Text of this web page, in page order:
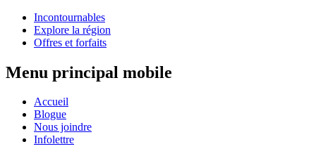
Incontournables
Explore la région
Offres et forfaits
Menu principal mobile
Accueil
Blogue
Nous joindre
Infolettre